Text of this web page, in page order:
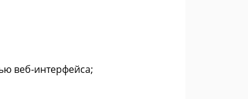
веб-интерфейса;